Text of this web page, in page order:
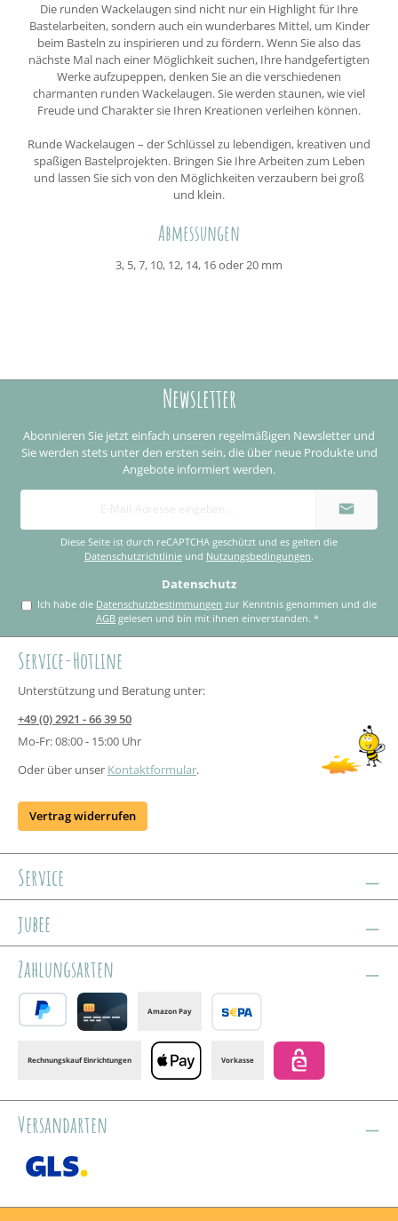
Die runden Wackelaugen sind nicht nur ein Highlight für Ihre
Bastelarbeiten, sondern auch ein wunderbares Mittel, um Kinder
beim Basteln zu inspirieren und zu fördern. Wenn Sie also das
nächste Mal nach einer Möglichkeit suchen, Ihre handgefertigten
Werke aufzupeppen, denken Sie an die verschiedenen
charmanten runden Wackelaugen. Sie werden staunen, wie viel
Freude und Charakter sie Ihren Kreationen verleihen können.
Runde Wackelaugen – der Schlüssel zu lebendigen, kreativen und
spaßigen Bastelprojekten. Bringen Sie Ihre Arbeiten zum Leben
und lassen Sie sich von den Möglichkeiten verzaubern bei groß
und klein.
Abmessungen
3, 5, 7, 10, 12, 14, 16 oder 20 mm
Newsletter
Abonnieren Sie jetzt einfach unseren regelmäßigen Newsletter und
Sie werden stets unter den ersten sein, die über neue Produkte und
Angebote informiert werden.
E-
Adresse
Diese Seite ist durch reCAPTCHA geschützt und es gelten die
Datenschutzrichtlinie und Nutzungsbedingungen.
Datenschutz
Ich habe die Datenschutzbestimmungen
AGB gelesen und bin mit ihnen einverstanden.*
Service-Hotline
Unterstützung und Beratung unter:
+49 (0) 2921 - 66 39 50
Mo-Fr: 08:00 - 15:00 Uhr
Oder über unser Kontaktformular.
Vertrag widerrufen
Service
jubee
Zahlungsarten
Amazon Pay
Banktransfer
Rechnungskauf Einrichtungen Vorkasse
Versandarten